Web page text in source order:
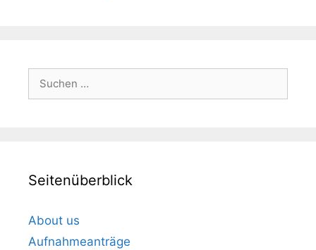
Suchen
Seitenüberblick
About us
Aufnahmeanträge